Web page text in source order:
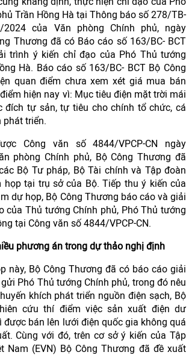
Trần Hồng Hà tại Thông báo số 278/TB-
2024 của Văn phòng Chính phủ, ngày
Thương đã có Báo cáo số 163/BC- BCT
trình ý kiến chỉ đạo của Phó Thủ tướng
Hà. Báo cáo số 163/BC- BCT Bộ Công
quan điểm chưa xem xét giá mua bán
hiện nay vì: Mục tiêu điện mặt trời mái
đích tự sản, tự tiêu cho chính tổ chức, cá
phát triển.
Công văn số 4844/VPCP-CN ngày
phòng Chính phủ, Bộ Công Thương đã
Bộ Tư pháp, Bộ Tài chính và Tập đoàn
tại trụ sở của Bộ. Tiếp thu ý kiến của
dự họp, Bộ Công Thương báo cáo và giải
của Thủ tướng Chính phủ, Phó Thủ tướng
tại Công văn số 4844/VPCP-CN.
phương án trong dự thảo nghị định
này, Bộ Công Thương đã có báo cáo giải
Phó Thủ tướng Chính phủ, trong đó nêu
khích phát triển nguồn điện sạch, Bộ
cứu thí điểm việc sản xuất điện dư
được bán lên lưới điện quốc gia không quá
Cùng với đó, trên cơ sở ý kiến của Tập
Nam (EVN) Bộ Công Thương đã đề xuất